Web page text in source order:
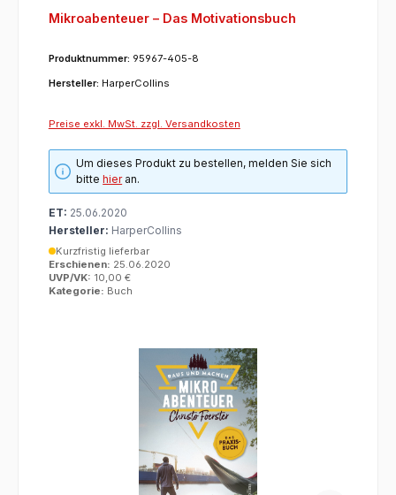
Mikroabenteuer – Das Motivationsbuch
Produktnummer: 95967-405-8
Hersteller: HarperCollins
Preise exkl. MwSt. zzgl. Versandkosten
Um dieses Produkt zu bestellen, melden Sie sich
bittehieran.
ET: 25.06.2020
Hersteller: HarperCollins
Kurzfristig lieferbar
Erschienen: 25.06.2020
UVP/VK: 10,00 €
Kategorie: Buch